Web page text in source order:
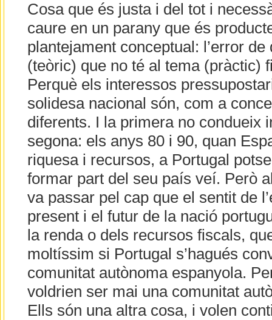
Cosa que és justa i del tot i
caure en un parany que és
plantejament conceptual: l’error
(teòric) que no té al tema (pràctic)
Perquè els interessos
solidesa nacional són, com a
diferents. I la primera no condueix
segona: els anys 80 i 90, quan
riquesa i recursos, a Portugal
formar part del seu país veí. Però
va passar pel cap que el sentit de
present i el futur de la nació
la renda o dels recursos fiscals,
moltíssim si Portugal s’hagués
comunitat autònoma espanyola.
voldrien ser mai una comunitat
Ells són una altra cosa, i volen